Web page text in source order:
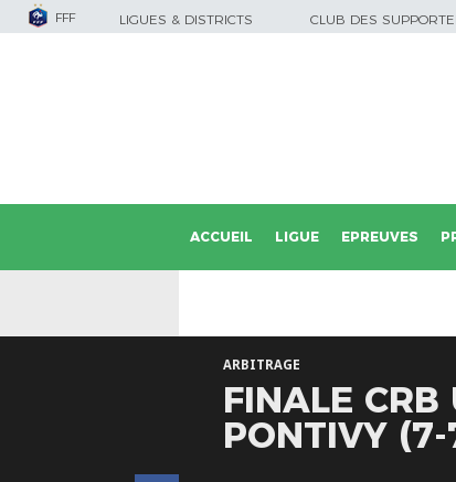
FFF LIGUES & DISTRICTS CLUB DES
ACCUEIL LIGUE EPREUVES
ARBITRAGE
FINALE CRB
PONTIVY